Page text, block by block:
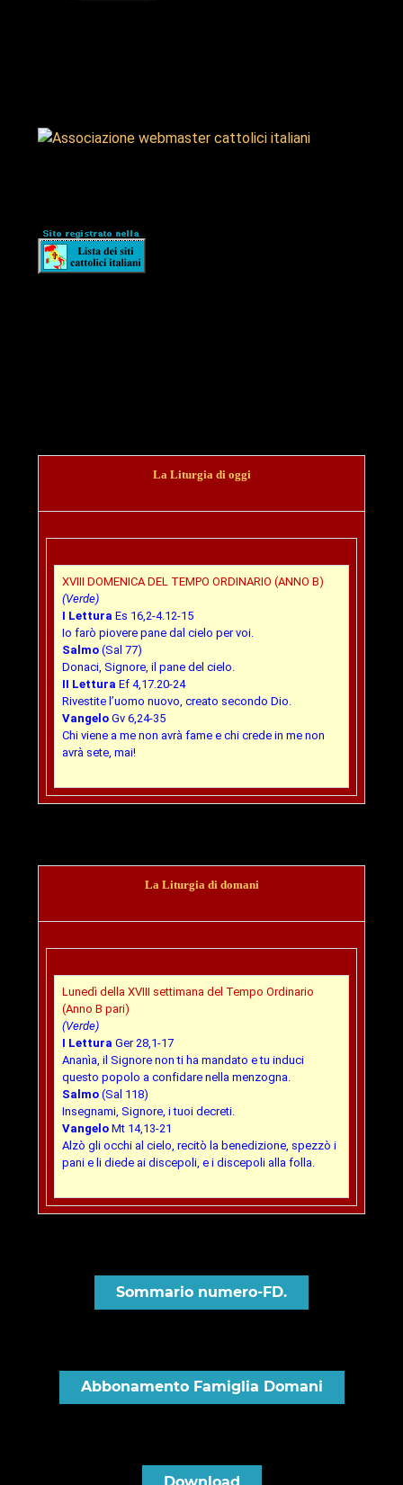
La Liturgia di oggi
XVIII DOMENICA DEL TEMPO ORDINARIO (ANNO B)
(Verde)
I Lettura Es 16,2-4.12-15
Io farò piovere pane dal cielo per voi.
Salmo (Sal 77)
Donaci, Signore, il pane del cielo.
II Lettura Ef 4,17.20-24
Rivestite l’uomo nuovo, creato secondo Dio.
Vangelo Gv 6,24-35
Chi viene a me non avrà fame e chi crede in me non
avrà sete, mai!
La Liturgia di domani
Lunedì della XVIII settimana del Tempo Ordinario
(Anno B pari)
(Verde)
I Lettura Ger 28,1-17
Ananìa, il Signore non ti ha mandato e tu induci
questo popolo a confidare nella menzogna.
Salmo (Sal 118)
Insegnami, Signore, i tuoi decreti.
Vangelo Mt 14,13-21
Alzò gli occhi al cielo, recitò la benedizione, spezzò i
pani e li diede ai discepoli, e i discepoli alla folla.
Sommario numero-FD.
Abbonamento Famiglia Domani